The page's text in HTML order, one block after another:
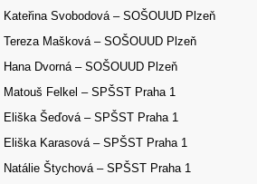
Kateřina Svobodová – SOŠOUUD Plzeň
Tereza Mašková – SOŠOUUD Plzeň
Hana Dvorná – SOŠOUUD Plzeň
Matouš Felkel – SPŠST Praha 1
Eliška Šeďová – SPŠST Praha 1
Eliška Karasová – SPŠST Praha 1
Natálie Štychová – SPŠST Praha 1